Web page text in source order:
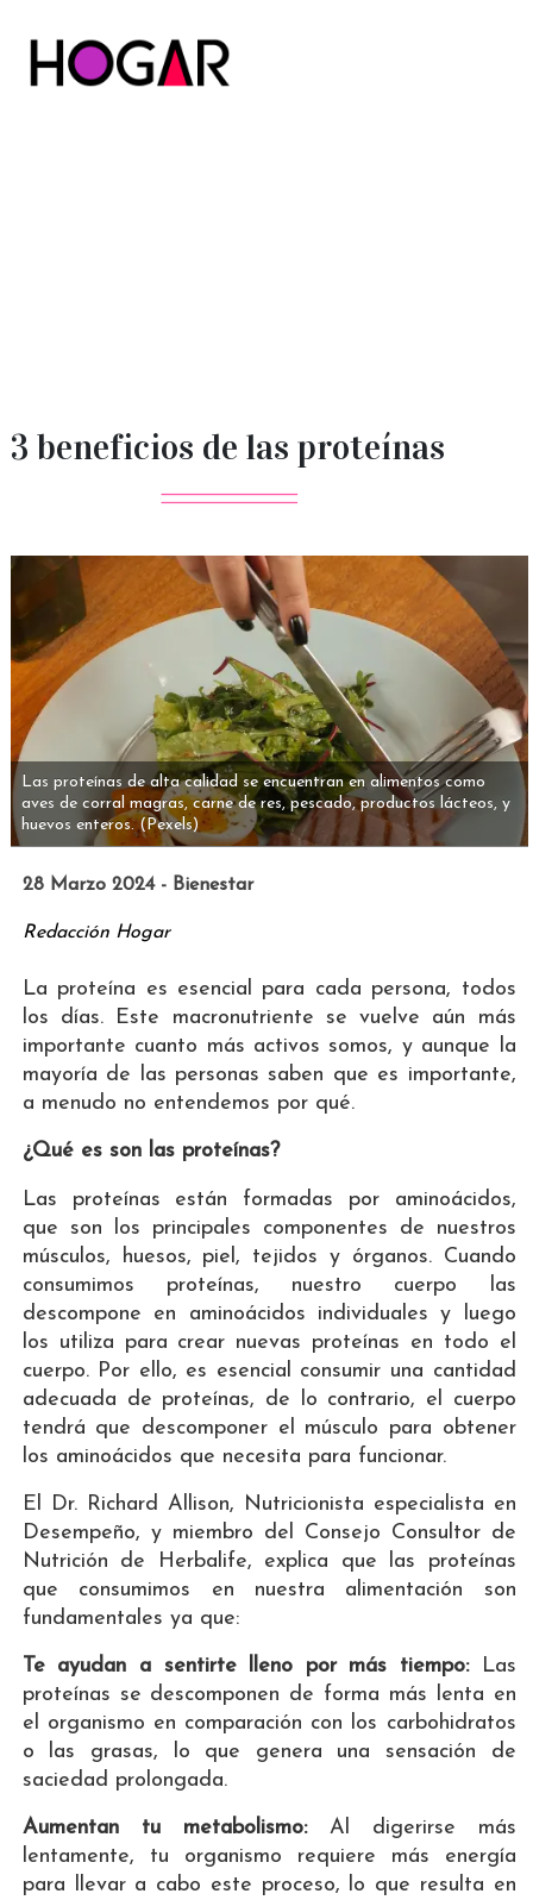
3 beneficios de las proteínas
Las proteínas de alta calidad se encuentran en alimentos como
aves de corral magras, carne de res, pescado, productos lácteos, y
huevos enteros. (Pexels)
28 Marzo 2024 - Bienestar
Redacción Hogar
La proteína es esencial para cada persona, todos
los días. Este macronutriente se vuelve aún más
importante cuanto más activos somos, y aunque la
mayoría de las personas saben que es importante,
a menudo no entendemos por qué.
¿Qué es son las proteínas?
Las proteínas están formadas por aminoácidos,
que son los principales componentes de nuestros
músculos, huesos, piel, tejidos y órganos. Cuando
consumimos proteínas, nuestro cuerpo las
descompone en aminoácidos individuales y luego
los utiliza para crear nuevas proteínas en todo el
cuerpo. Por ello, es esencial consumir una cantidad
adecuada de proteínas, de lo contrario, el cuerpo
tendrá que descomponer el músculo para obtener
los aminoácidos que necesita para funcionar.
El Dr. Richard Allison, Nutricionista especialista en
Desempeño, y miembro del Consejo Consultor de
Nutrición de Herbalife, explica que las proteínas
que consumimos en nuestra alimentación son
fundamentales ya que:
Te ayudan a sentirte lleno por más tiempo:Las
proteínas se descomponen de forma más lenta en
el organismo en comparación con los carbohidratos
o las grasas, lo que genera una sensación de
saciedad prolongada.
Aumentan tu metabolismo:Al digerirse más
lentamente, tu organismo requiere más energía
para llevar a cabo este proceso, lo que resulta en